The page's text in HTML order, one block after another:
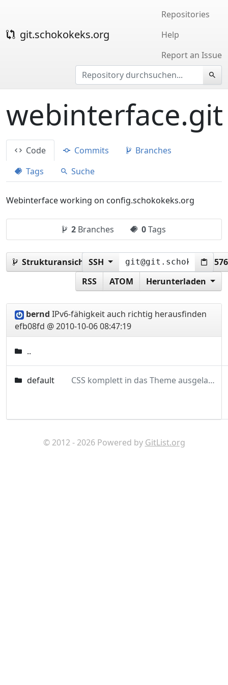
git.schokokeks.org
Repositories
Help
Report an Issue
webinterface.git
Code Commits
Branches
Tags
Suche
Webinterface working on config.schokokeks.org
2 Branches 0Tags
Strukturansicht:SSH
RSS
ATOM Herunterladen
bernd IPv6-fähigkeit auch richtig herausfinden
efb08fd @ 2010-10-06 08:47:19
..
default CSS komplett in das Theme ausgelagert schokokeks.org durch Variable für Firmenname ersetzt
© 2012 - 2026 Powered by GitList.org